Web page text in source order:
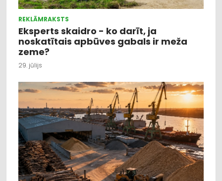
REKLĀMRAKSTS
Eksperts skaidro - ko darīt, ja
noskatītais apbūves gabals ir meža
zeme?
29. jūlijs